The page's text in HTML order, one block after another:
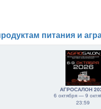
питания и
АГРОСАЛОН
6 октября — 9
23:59